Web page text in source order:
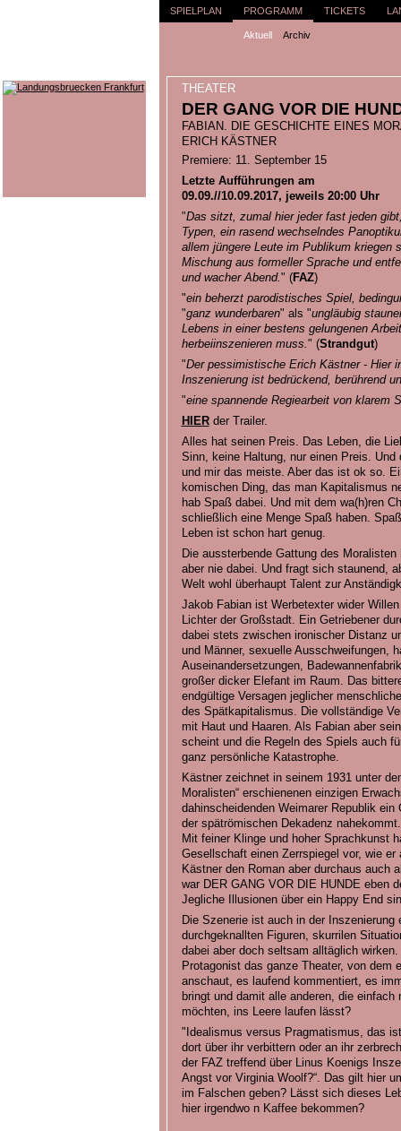
SPIELPLAN PROGRAMM
Aktuell Archiv
TICKETS
THEATER
DER GANG VOR DIE
FABIAN. DIE GESCHICHTE EINES
ERICH KÄSTNER
Premiere: 11. September 15
Letzte Aufführungen am
09.09.//10.09.2017, jeweils 20:00 Uhr
"Das sitzt, zumal hier jeder fast jeden
Typen, ein rasend wechselndes
allem jüngere Leute im Publikum kriegen
Mischung aus formeller Sprache und
und wacher Abend." (FAZ)
"ein beherzt parodistisches Spiel,
"ganz wunderbaren" als "ungläubig
Lebens in einer bestens gelungenen
herbeiinszenieren muss." (Strandgut)
"Der pessimistische Erich Kästner - Hier
Inszenierung ist bedrückend, berührend
"eine spannende Regiearbeit von klarem
HIERder Trailer.
Alles hat seinen Preis. Das Leben, die
Sinn, keine Haltung, nur einen Preis.
und mir das meiste. Aber das ist ok so.
komischen Ding, das man Kapitalismus
hab Spaß dabei. Und mit dem wa(h)ren
schließlich eine Menge Spaß haben.
Leben ist schon hart genug.
Die aussterbende Gattung des
aber nie dabei. Und fragt sich staunend,
Welt wohl überhaupt Talent zur
Jakob Fabian ist Werbetexter wider
Lichter der Großstadt. Ein Getriebener
dabei stets zwischen ironischer Distanz
und Männer, sexuelle Ausschweifungen,
Auseinandersetzungen,
großer dicker Elefant im Raum. Das
endgültige Versagen jeglicher
des Spätkapitalismus. Die vollständige
mit Haut und Haaren. Als Fabian aber
scheint und die Regeln des Spiels auch
ganz persönliche Katastrophe.
Kästner zeichnet in seinem 1931 unter
Moralisten“ erschienenen einzigen
dahinscheidenden Weimarer Republik
der spätrömischen Dekadenz
Mit feiner Klinge und hoher Sprachkunst
Gesellschaft einen Zerrspiegel vor, wie
Kästner den Roman aber durchaus auch
war DER GANG VOR DIE HUNDE eben
Jegliche Illusionen über ein Happy End
Die Szenerie ist auch in der
durchgeknallten Figuren, skurrilen
dabei aber doch seltsam alltäglich
Protagonist das ganze Theater, von dem
anschaut, es laufend kommentiert, es
bringt und damit alle anderen, die
möchten, ins Leere laufen lässt?
"Idealismus versus Pragmatismus, das
dort über ihr verbittern oder an ihr
der FAZ treffend über Linus Koenigs
Angst vor Virginia Woolf?“. Das gilt hier
im Falschen geben? Lässt sich dieses
hier irgendwo n Kaffee bekommen?